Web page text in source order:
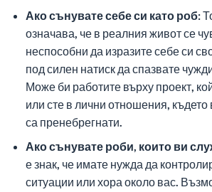
Ако сънувате себе си като роб:
означава, че в реалния живот се
неспособни да изразите себе си
под силен натиск да спазвате
Може би работите върху проект,
или сте в лични отношения,
са пренебрегнати.
Ако сънувате роби, които ви
е знак, че имате нужда да
ситуации или хора около вас.